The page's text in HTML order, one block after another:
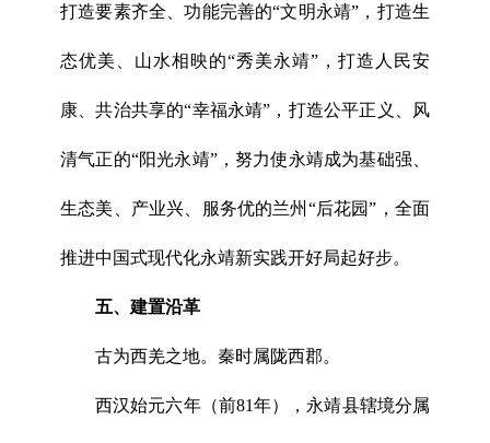
打造要素齐全、功能完善的“文明永靖”，打造生
态优美、山水相映的“秀美永靖”，打造人民安
康、共治共享的“幸福永靖”，打造公平正义、风
清气正的“阳光永靖”，努力使永靖成为基础强、
生态美、产业兴、服务优的兰州“后花园”，全面
推进中国式现代化永靖新实践开好局起好步。
五、建置沿革
古为西羌之地。秦时属陇西郡。
西汉始元六年（前81年），永靖县辖境分属